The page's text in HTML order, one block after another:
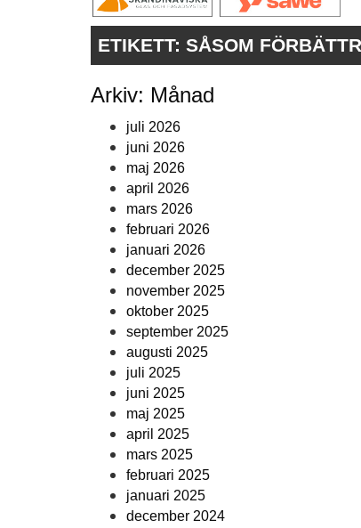
ETIKETT: SÅSOM
Arkiv: Månad
juli 2026
juni 2026
maj 2026
april 2026
mars 2026
februari 2026
januari 2026
december 2025
november 2025
oktober 2025
september 2025
augusti 2025
juli 2025
juni 2025
maj 2025
april 2025
mars 2025
februari 2025
januari 2025
december 2024